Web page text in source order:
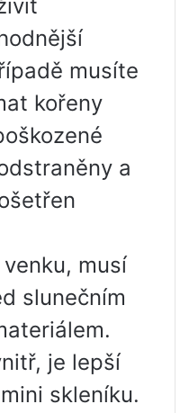
musíte
kořeny
a
musí
slunečním
je lepší
skleníku.